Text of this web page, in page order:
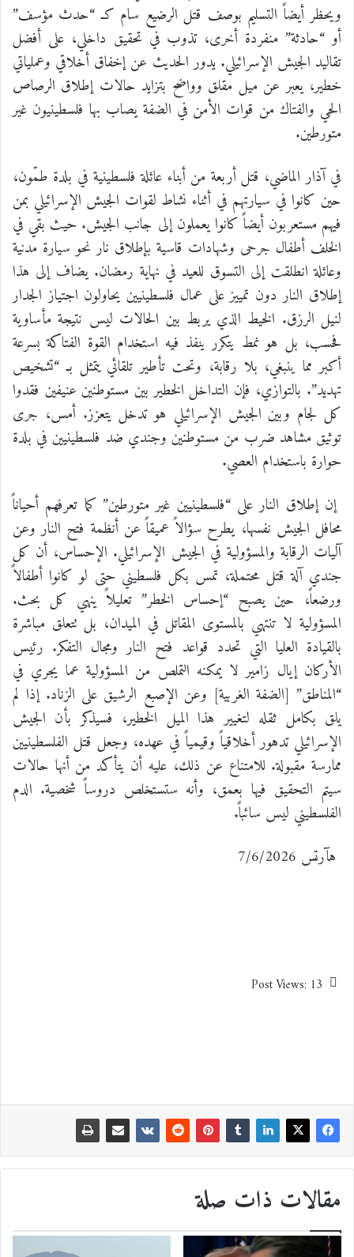
ويحظر أيضاً التسليم بوصف قتل الرضيع سام كـ “حدث مؤسف”
أو “حادثة” منفردة أخرى، تذوب في تحقيق داخلي، على أفضل
تقاليد الجيش الإسرائيلي. يدور الحديث عن إخفاق أخلاقي وعملياتي
خطير، يعبر عن ميل مقلق وواضح بتزايد حالات إطلاق الرصاص
الحي والفتاك من قوات الأمن في الضفة يصاب بها فلسطينيون غير
متورطين.
في آذار الماضي، قتل أربعة من أبناء عائلة فلسطينية في بلدة طمّون،
حين كانوا في سيارتهم في أثناء نشاط لقوات الجيش الإسرائيلي بمن
فيهم مستعربون أيضاً كانوا يعملون إلى جانب الجيش. حيث بقي في
الخلف أطفال جرحى وشهادات قاسية بإطلاق نار نحو سيارة مدنية
وعائلة انطلقت إلى التسوق للعيد في نهاية رمضان. يضاف إلى هذا
إطلاق النار دون تمييز على عمال فلسطينيين يحاولون اجتياز الجدار
لنيل الرزق. الخيط الذي يربط بين الحالات ليس نتيجة مأساوية
فحسب، بل هو نمط يتكرر ينفذ فيه استخدام القوة الفتاكة بسرعة
أكبر مما ينبغي، بلا رقابة، وتحت تأطير تلقائي يتمثل بـ “تشخيص
تهديد”. بالتوازي، فإن التداخل الخطير بين مستوطنين عنيفين فقدوا
كل لجام وبين الجيش الإسرائيلي هو تدخل يتعزز. أمس، جرى
توثيق مشاهد ضرب من مستوطنين وجندي ضد فلسطينيين في بلدة
حوارة باستخدام العصي.
إن إطلاق النار على “فلسطينيين غير متورطين” كما تعرفهم أحياناً
محافل الجيش نفسها، يطرح سؤالاً عميقاً عن أنظمة فتح النار وعن
آليات الرقابة والمسؤولية في الجيش الإسرائيلي. الإحساس، أن كل
جندي آلة قتل محتملة، تمس بكل فلسطيني حتى لو كانوا أطفالاً
ورضعاً، حين يصبح “إحساس الخطر” تعليلاً ينهي كل بحث.
المسؤولية لا تنتهي بالمستوى المقاتل في الميدان، بل تتعلق مباشرة
بالقيادة العليا التي تحدد قواعد فتح النار ومجال التفكر. رئيس
الأركان إيال زامير لا يمكنه التملص من المسؤولية عما يجري في
“المناطق” [الضفة الغربية] وعن الإصبع الرشيق على الزناد. إذا لم
يلق بكامل ثقله لتغيير هذا الميل الخطير، فسيذكر بأن الجيش
الإسرائيلي تدهور أخلاقياً وقيمياً في عهده، وجعل قتل الفلسطينيين
ممارسة مقبولة. للامتناع عن ذلك، عليه أن يتأكد من أنها حالات
سيتم التحقيق فيها بعمق، وأنه ستستخلص دروساً شخصية. الدم
الفلسطيني ليس سائباً.
هآرتس 7/6/2026
Post Views: 13
مقالات ذات صلة